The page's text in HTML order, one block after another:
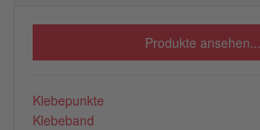
Produkte ansehen...
Klebepunkte
Klebeband